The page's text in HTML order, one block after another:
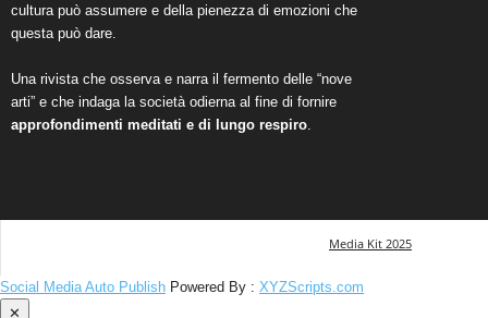
cultura può assumere e della pienezza di emozioni che
questa può dare.
Una rivista che osserva e narra il fermento delle “nove
arti” e che indaga la società odierna al fine di fornire
approfondimenti meditati e di lungo respiro.
Media Kit 2025
Social Media Auto Publish Powered By : XYZScripts.com
✕